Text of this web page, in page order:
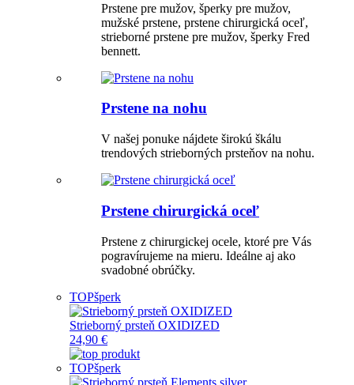
Prstene pre mužov, šperky pre mužov,
mužské prstene, prstene chirurgická oceľ,
strieborné prstene pre mužov, šperky Fred
bennett.
Prstene na nohu
V našej ponuke nájdete širokú škálu
trendových strieborných prsteňov na nohu.
Prstene chirurgická oceľ
Prstene z chirurgickej ocele, ktoré pre Vás
pogravírujeme na mieru. Ideálne aj ako
svadobné obrúčky.
TOPšperk
Strieborný prsteň OXIDIZED
24,90 €
TOPšperk